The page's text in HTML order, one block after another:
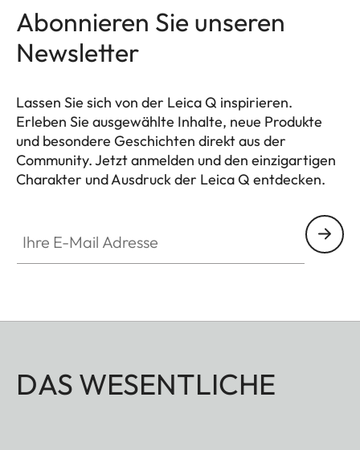
Abonnieren Sie unseren
Newsletter
Lassen Sie sich von der Leica Q inspirieren.
Erleben Sie ausgewählte Inhalte, neue Produkte
und besondere Geschichten direkt aus der
Community. Jetzt anmelden und den einzigartigen
Charakter und Ausdruck der Leica Q entdecken.
DAS WESENTLICHE